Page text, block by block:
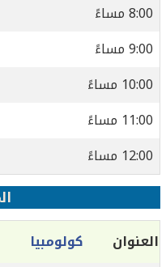
8:00 مساءً
9:00 مساءً
10:00 مساءً
11:00 مساءً
12:00 مساءً
العنوان كولومبيا